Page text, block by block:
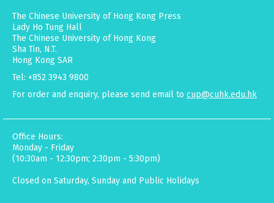
The Chinese University of Hong Kong Press
Lady Ho Tung Hall
The Chinese University of Hong Kong
Sha Tin, N.T.
Hong Kong SAR
Tel: +852 3943 9800
For order and enquiry, please send email to cup@cuhk.edu.hk
Office Hours:
Monday - Friday
(10:30am - 12:30pm; 2:30pm - 5:30pm)
Closed on Saturday, Sunday and Public Holidays